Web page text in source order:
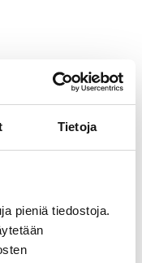
Tietoja
pieniä tiedostoja.